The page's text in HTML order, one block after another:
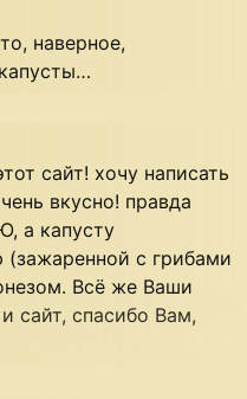
наверное,
сайт! хочу написать
вкусно! правда
а капусту
с грибами
Всё же Ваши
сайт, спасибо Вам,